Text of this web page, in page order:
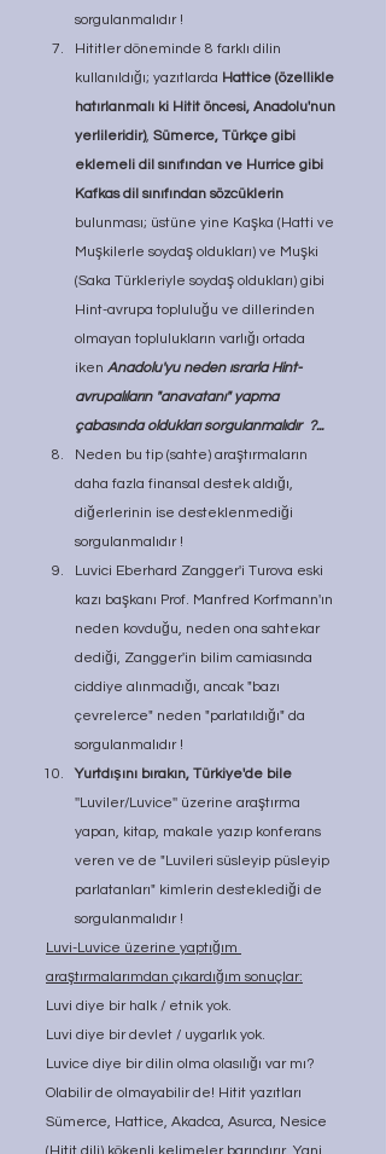
sorgulanmalıdır !
Hititler döneminde 8 farklı dilin
kullanıldığı; yazıtlarda Hattice (özellikle
hatırlanmalı ki Hitit öncesi, Anadolu'nun
yerlileridir), Sümerce, Türkçe gibi
eklemeli dil sınıfından ve Hurrice gibi
Kafkas dil sınıfından sözcüklerin
bulunması; üstüne yine Kaşka (Hatti ve
Muşkilerle soydaş oldukları) ve Muşki
(Saka Türkleriyle soydaş oldukları) gibi
Hint-avrupa topluluğu ve dillerinden
olmayan toplulukların varlığı ortada
iken Anadolu'yu neden ısrarla Hint-
avrupalıların "anavatanı" yapma
çabasında oldukları sorgulanmalıdır  ?...
Neden bu tip (sahte) araştırmaların
daha fazla finansal destek aldığı,
diğerlerinin ise desteklenmediği
sorgulanmalıdır !
Luvici Eberhard Zangger'i Turova eski
kazı başkanı Prof. Manfred Korfmann'ın
neden kovduğu, neden ona sahtekar
dediği, Zangger'in bilim camiasında
ciddiye alınmadığı, ancak "bazı
çevrelerce" neden "parlatıldığı" da
sorgulanmalıdır !
Yurtdışını bırakın, Türkiye'de bile
''Luviler/Luvice'' üzerine araştırma
yapan, kitap, makale yazıp konferans
veren ve de "Luvileri süsleyip püsleyip
parlatanları" kimlerin desteklediği de
sorgulanmalıdır !
Luvi-Luvice üzerine yaptığım
araştırmalarımdan çıkardığım sonuçlar:
Luvi diye bir halk / etnik yok.
Luvi diye bir devlet / uygarlık yok.
Luvice diye bir dilin olma olasılığı var mı?
Olabilir de olmayabilir de! Hitit yazıtları
Sümerce, Hattice, Akadca, Asurca, Nesice
(Hitit dili) kökenli kelimeler barındırır. Yani